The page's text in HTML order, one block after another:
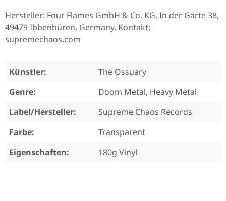
Hersteller: Four Flames GmbH & Co. KG, In der Garte 38,
49479 Ibbenbüren, Germany, Kontakt:
supremechaos.com
Künstler:
The Ossuary
Genre:
Doom Metal, Heavy Metal
Label/Hersteller:
Supreme Chaos Records
Farbe:
Transparent
Eigenschaften:
180g Vinyl